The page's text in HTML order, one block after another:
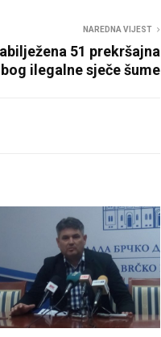
NAREDNA VIJEST
51 prekršajna
ilegalne sječe šume